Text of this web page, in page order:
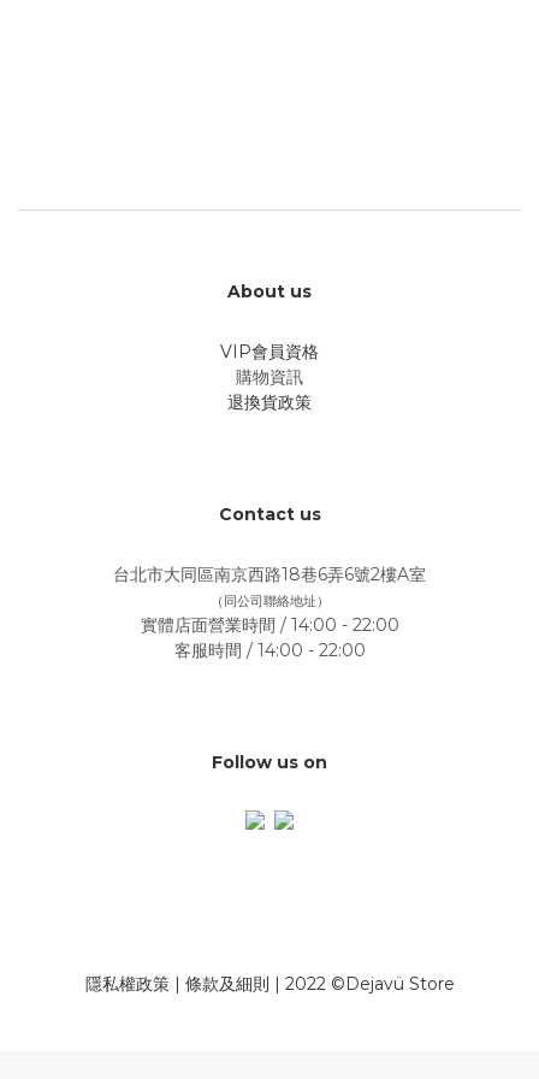
About us
VIP會員資格
購物資訊
退換貨政策
Contact us
台北市大同區南京西路18巷6弄6號2樓A室
（同公司聯絡地址）
實體店面營業時間 / 14:00 - 22:00
客服時間 / 14:00 - 22:00
Follow us on
隱私權政策| 條款及細則 | 2022 ©Dejavü Store